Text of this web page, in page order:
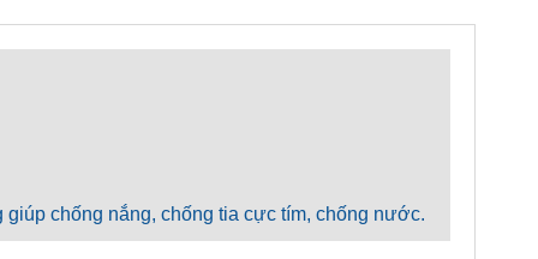
chống nắng, chống tia cực tím, chống nước.